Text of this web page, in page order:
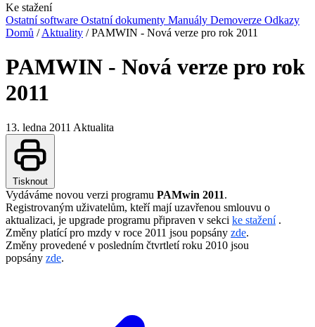
Ke stažení
Ostatní software Ostatní dokumenty Manuály Demoverze Odkazy
Domů / Aktuality / PAMWIN - Nová verze pro rok 2011
PAMWIN - Nová verze pro rok
2011
13. ledna 2011 Aktualita
Tisknout
Vydáváme novou verzi programu PAMwin 2011.
Registrovaným uživatelům, kteří mají uzavřenou smlouvu o
aktualizaci, je upgrade programu připraven v sekci ke stažení.
Změny platící pro mzdy v roce 2011 jsou popsány zde.
Změny provedené v posledním čtvrtletí roku 2010 jsou
popsány zde.